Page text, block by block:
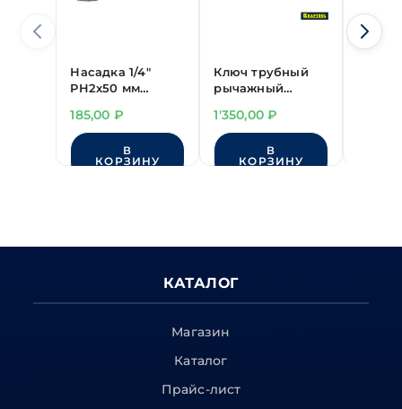
Насадка 1/4"
PH2х50 мм
185,00 ₽
В
КОРЗИНУ
Ключ трубный
рычажный
250 мм
1'350,00₽
В
КОРЗИНУ
КАТАЛОГ
Магазин
Каталог
Прайс-лист